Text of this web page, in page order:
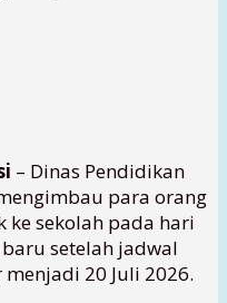
– Dinas Pendidikan
para orang
sekolah pada hari
setelah jadwal
20 Juli 2026.